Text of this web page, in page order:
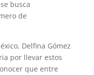
busca
de
Delfina Gómez
por llevar estos
que entre